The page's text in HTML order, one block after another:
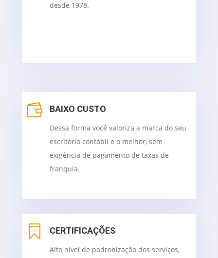
desde 1978.
 BAIXO CUSTO
Dessa forma você valoriza a marca do seu
escritório contábil e o melhor, sem
exigência de pagamento de taxas de
franquia.
 CERTIFICAÇÕES
Alto nível de padronização dos serviços,